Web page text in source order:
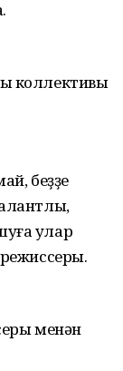
коллективы
беҙҙе
улар
менән